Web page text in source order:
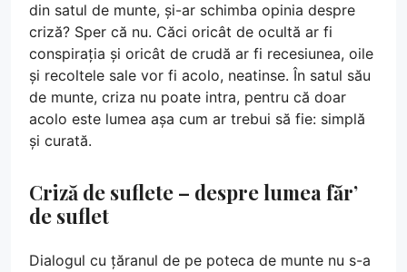
din satul de munte, și-ar schimba opinia despre
criză? Sper că nu. Căci oricât de ocultă ar fi
conspirația și oricât de crudă ar fi recesiunea, oile
și recoltele sale vor fi acolo, neatinse. În satul său
de munte, criza nu poate intra, pentru că doar
acolo este lumea așa cum ar trebui să fie: simplă
și curată.
Criză de suflete – despre lumea făr’
de suflet
Dialogul cu țăranul de pe poteca de munte nu s-a